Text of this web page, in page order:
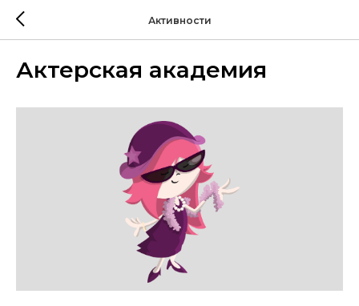
Активности
Актерская академия